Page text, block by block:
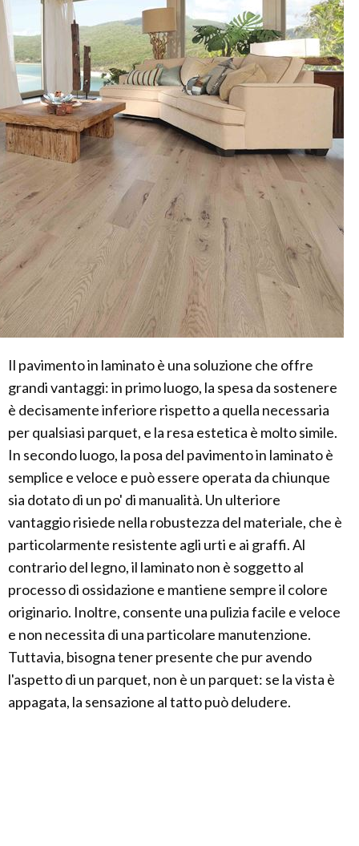
Il pavimento in laminato è una soluzione che offre
grandi vantaggi: in primo luogo, la spesa da sostenere
è decisamente inferiore rispetto a quella necessaria
per qualsiasi parquet, e la resa estetica è molto simile.
In secondo luogo, la posa del pavimento in laminato è
semplice e veloce e può essere operata da chiunque
sia dotato di un po' di manualità. Un ulteriore
vantaggio risiede nella robustezza del materiale, che è
particolarmente resistente agli urti e ai graffi. Al
contrario del legno, il laminato non è soggetto al
processo di ossidazione e mantiene sempre il colore
originario. Inoltre, consente una pulizia facile e veloce
e non necessita di una particolare manutenzione.
Tuttavia, bisogna tener presente che pur avendo
l'aspetto di un parquet, non è un parquet: se la vista è
appagata, la sensazione al tatto può deludere.